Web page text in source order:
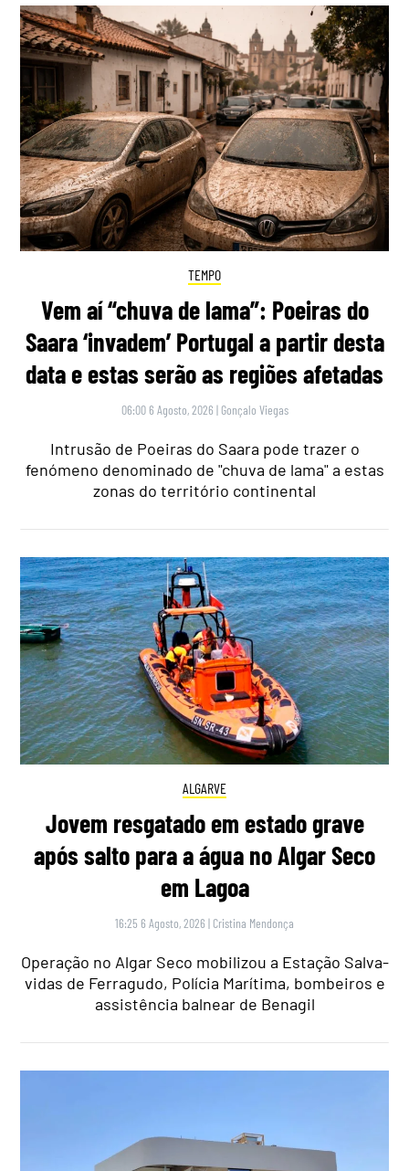
TEMPO
Vem aí “chuva de lama”: Poeiras do
Saara ‘invadem’ Portugal a partir desta
data e estas serão as regiões afetadas
06:00 6 Agosto, 2026 | Gonçalo Viegas
Intrusão de Poeiras do Saara pode trazer o
fenómeno denominado de "chuva de lama" a estas
zonas do território continental
ALGARVE
Jovem resgatado em estado grave
após salto para a água no Algar Seco
em Lagoa
16:25 6 Agosto, 2026 | Cristina Mendonça
Operação no Algar Seco mobilizou a Estação Salva-
vidas de Ferragudo, Polícia Marítima, bombeiros e
assistência balnear de Benagil